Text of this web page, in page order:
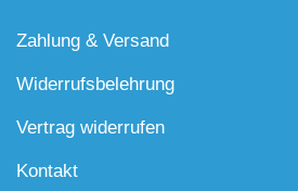
Zahlung & Versand
Widerrufsbelehrung
Vertrag widerrufen
Kontakt